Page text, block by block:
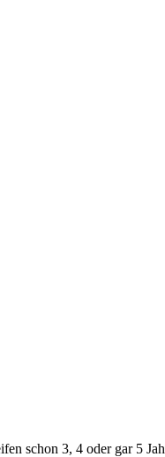
schon 3, 4 oder gar 5